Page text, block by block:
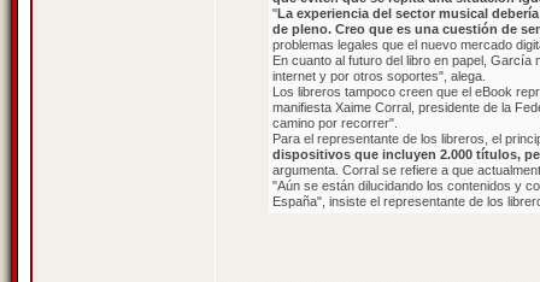
"La experiencia del sector musical
de pleno. Creo que es una cuestión de
problemas legales que el nuevo mercado
En cuanto al futuro del libro en papel,
internet y por otros soportes", alega.
Los libreros tampoco creen que el eBook
manifiesta Xaime Corral, presidente de la
camino por recorrer".
Para el representante de los libreros, el
dispositivos que incluyen 2.000 títulos,
argumenta. Corral se refiere a que
"Aún se están dilucidando los contenidos y
España", insiste el representante de los